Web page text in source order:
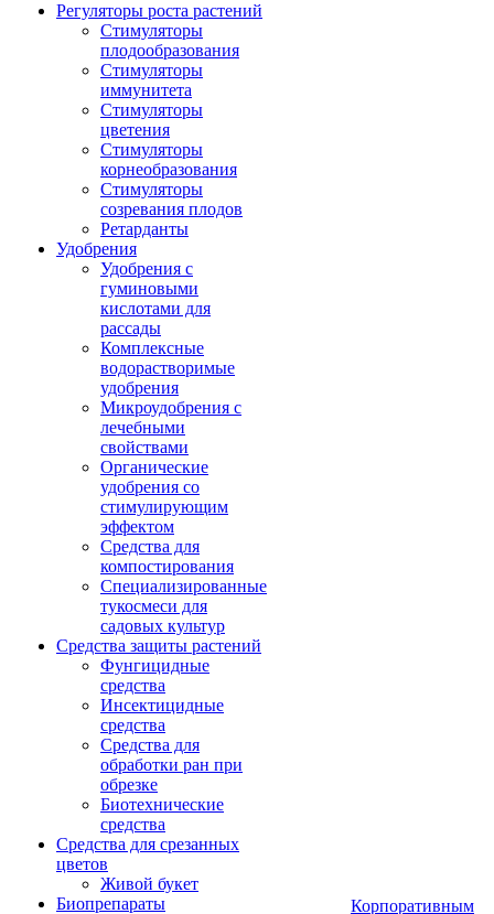
Регуляторы роста растений
Стимуляторы
плодообразования
Стимуляторы
иммунитета
Стимуляторы
цветения
Стимуляторы
корнеобразования
Стимуляторы
созревания плодов
Ретарданты
Удобрения
Удобрения с
гуминовыми
кислотами для
рассады
Комплексные
водорастворимые
удобрения
Микроудобрения с
лечебными
свойствами
Органические
удобрения со
стимулирующим
эффектом
Средства для
компостирования
Специализированные
тукосмеси для
садовых культур
Средства защиты растений
Фунгицидные
средства
Инсектицидные
средства
Средства для
обработки ран при
обрезке
Биотехнические
средства
Средства для срезанных
цветов
Живой букет
Биопрепараты
Корпоративным